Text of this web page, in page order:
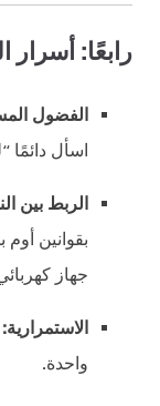
رابعًا: أسرار
الفضول
اسأل دائمًا
الربط بين
بقوانين
جهاز
الاستمرارية:
واحدة.